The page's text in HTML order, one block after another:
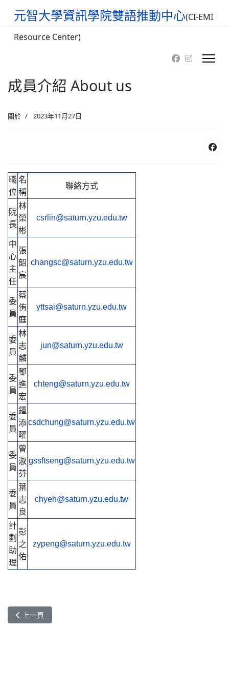
元智大學資訊學院雙語推動中心(CI-EMI
Resource Center)
成員介紹 About us
關於 2023年11月27日
職
位
名
稱
聯絡方式
院
長
林
榮
彬
csrlin@saturn.yzu.edu.tw
中
心
主
任
張
韶
宸
changsc@saturn.yzu.edu.tw
委
員
蔡
侑
庭
yttsai@saturn.yzu.edu.tw
委
員
林
志
麟
jun@saturn.yzu.edu.tw
委
員
鄧
進
宏
chteng@saturn.yzu.edu.tw
委
員
鍾
添
曜
csdchung@saturn.yzu.edu.tw
委
員
曾
淑
芬
gssftseng@saturn.yzu.edu.tw
委
員
葉
志
良
chyeh@saturn.yzu.edu.tw
計
劃
助
理
彭
之
佑
zypeng@saturn.yzu.edu.tw
上一篇文章: 計劃內容
上一頁